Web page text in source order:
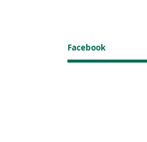
Facebook